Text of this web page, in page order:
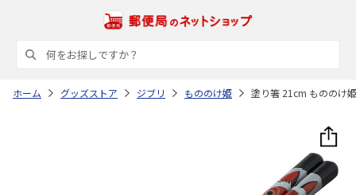
ホーム グッズストア ジブリ もののけ姫 塗り箸 21cm もののけ